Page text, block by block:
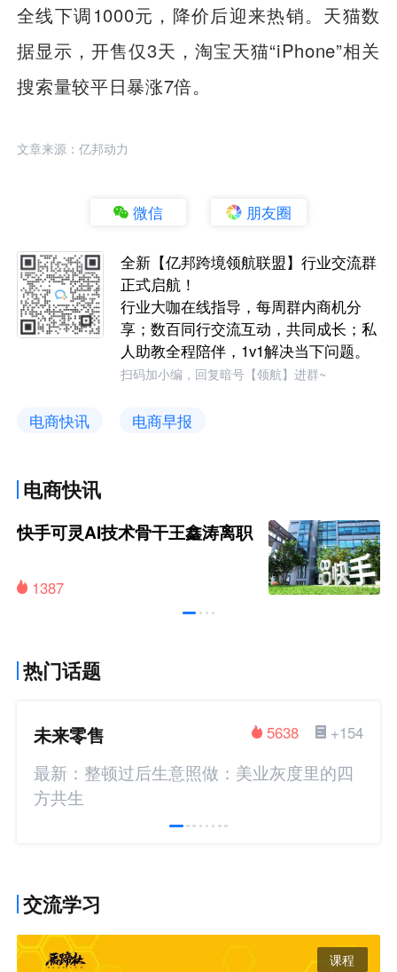
全线下调1000元，降价后迎来热销。天猫数
据显示，开售仅3天，淘宝天猫“iPhone”相关
搜索量较平日暴涨7倍。
文章来源：亿邦动力
微信 朋友圈
全新【亿邦跨境领航联盟】行业交流群
正式启航！
行业大咖在线指导，每周群内商机分
享；数百同行交流互动，共同成长；私
人助教全程陪伴，1v1解决当下问题。
扫码加小编，回复暗号【领航】进群~
电商快讯 电商早报
电商快讯
快手可灵AI技术骨干王鑫涛离职
1387
热门话题
未来零售 +154
5638
最新：整顿过后生意照做：美业灰度里的四
方共生
交流学习
课程